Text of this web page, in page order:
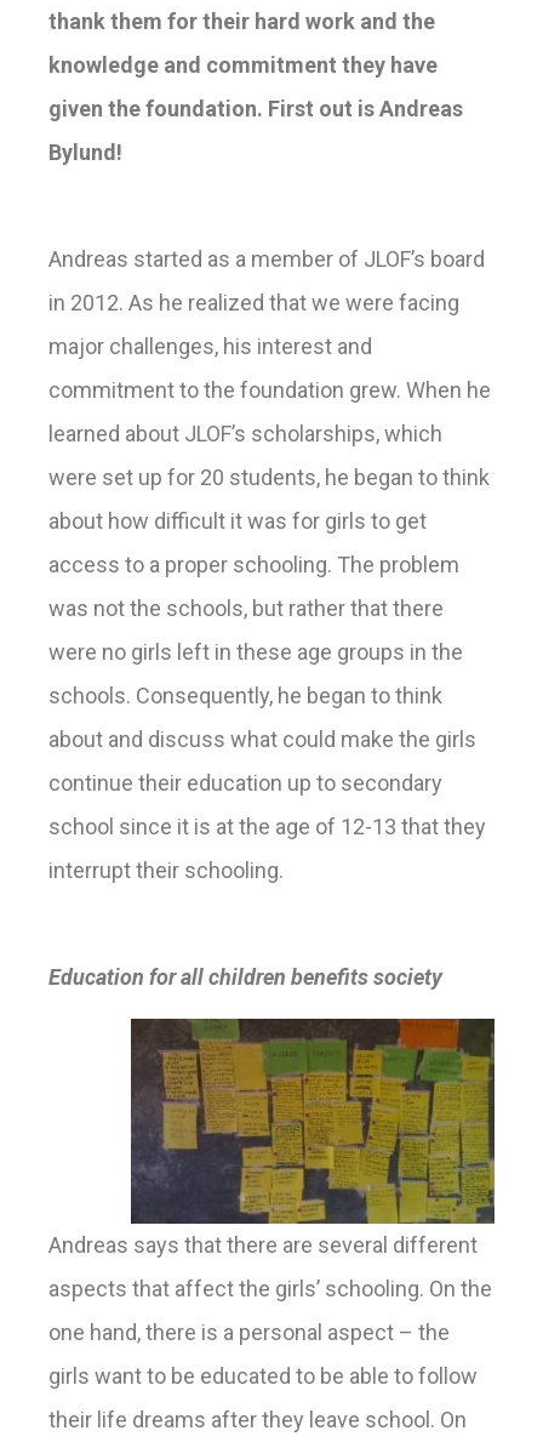
thank them for their hard work and the
knowledge and commitment they have
given the foundation. First out is Andreas
Bylund!
Andreas started as a member of JLOF’s board
in 2012. As he realized that we were facing
major challenges, his interest and
commitment to the foundation grew. When he
learned about JLOF’s scholarships, which
were set up for 20 students, he began to think
about how difficult it was for girls to get
access to a proper schooling. The problem
was not the schools, but rather that there
were no girls left in these age groups in the
schools. Consequently, he began to think
about and discuss what could make the girls
continue their education up to secondary
school since it is at the age of 12-13 that they
interrupt their schooling.
Education for all children benefits society
Andreas says that there are several different
aspects that affect the girls’ schooling. On the
one hand, there is a personal aspect – the
girls want to be educated to be able to follow
their life dreams after they leave school. On